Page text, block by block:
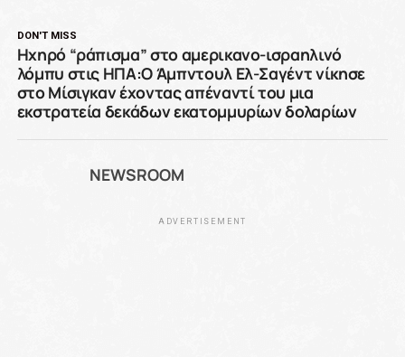
DON'T MISS
Ηχηρό “ράπισμα” στο αμερικανο-ισραηλινό
λόμπυ στις ΗΠΑ:Ο Άμπντουλ Ελ-Σαγέντ νίκησε
στο Μίσιγκαν έχοντας απέναντί του μια
εκστρατεία δεκάδων εκατομμυρίων δολαρίων
NEWSROOM
ADVERTISEMENT